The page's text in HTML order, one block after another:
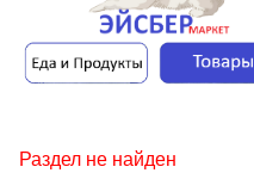
Раздел не найден